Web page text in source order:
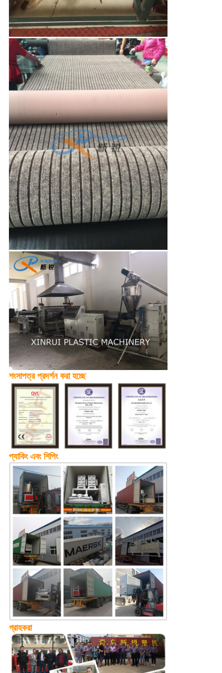
শংসাপত্র প্রদর্শন করা হচ্ছে
প্যাকিং এবং শিপিং
গ্রাহকরা